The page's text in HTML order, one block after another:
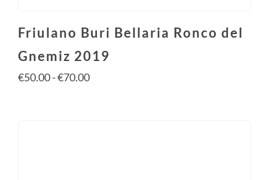
Friulano Buri Bellaria Ronco del
Gnemiz 2019
€50.00-€70.00